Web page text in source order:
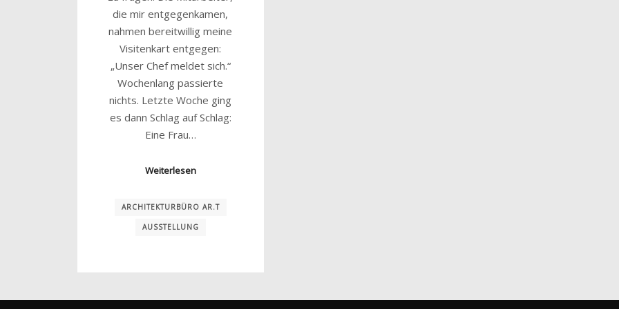
die mir entgegenkamen,
nahmen bereitwillig meine
Visitenkart entgegen:
„Unser Chef meldet sich.“
Wochenlang passierte
nichts. Letzte Woche ging
es dann Schlag auf Schlag:
Eine Frau…
Weiterlesen
ARCHITEKTURBÜRO AR.T
AUSSTELLUNG